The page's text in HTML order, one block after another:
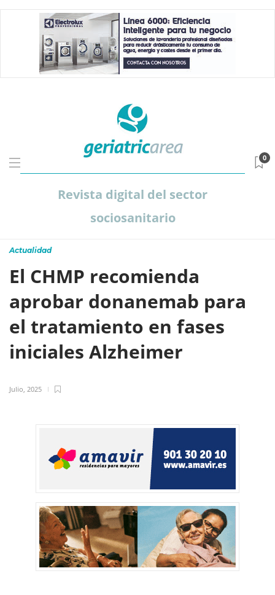
Revista digital del sector
sociosanitario
0
Actualidad
El CHMP recomienda
aprobar donanemab para
el tratamiento en fases
iniciales Alzheimer
Julio, 2025